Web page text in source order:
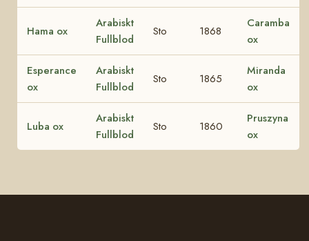
Hama ox
Arabiskt
Fullblod
Sto 1868
Caramba
ox
Esperance
ox
Arabiskt
Fullblod
Sto 1865
Miranda
ox
Luba ox
Arabiskt
Fullblod
Sto 1860
Pruszyna
ox